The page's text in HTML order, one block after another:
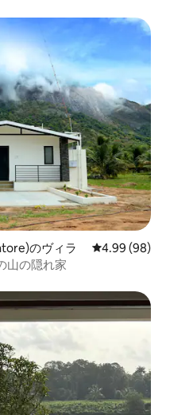
のヴィラ レビュー98件
4.99 (98)
山の隠れ家